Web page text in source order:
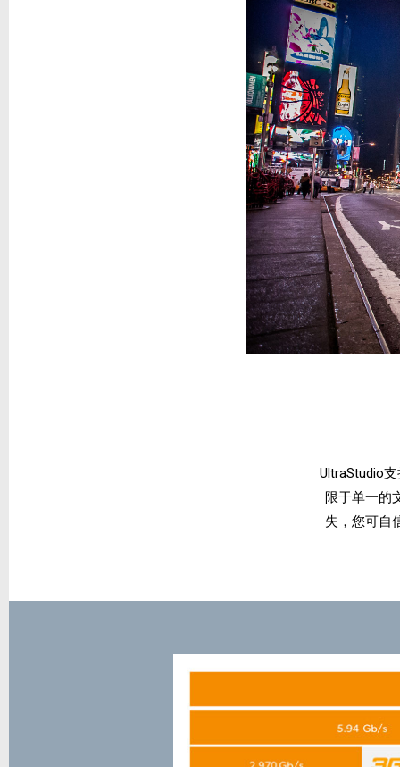
UltraStudio
限于单一的
失，您可自